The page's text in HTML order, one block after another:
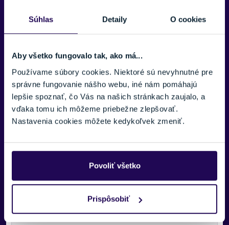
Súhlas Detaily O cookies
Aby všetko fungovalo tak, ako má...
Používame súbory cookies. Niektoré sú nevyhnutné pre
správne fungovanie nášho webu, iné nám pomáhajú
lepšie spoznať, čo Vás na našich stránkach zaujalo, a
vďaka tomu ich môžeme priebežne zlepšovať.
Nastavenia cookies môžete kedykoľvek zmeniť.
Povoliť všetko
Prispôsobiť
POHLAVIE
Pánske
ÚROVEŇ LYŽIARA
Mierne pokročilý
VÝSTUŽ LYŽE
Drevené, Titánová výstuž
TERÉN
Zjazdovka/Mimo zjazdovky
TYP OBLÚKU/RÁDIU
Krátky
Rocker
Modrá
Zobraziť viac
VAŠE MENO: